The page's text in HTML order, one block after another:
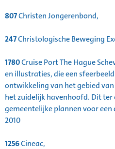
807Christen Jongerenbond,
247Christologische Beweging
1780Cruise Port The Hague
en illustraties, die een
ontwikkeling van het gebied
het zuidelijk havenhoofd. Dit
gemeentelijke plannen voor
2010
1256Cineac,